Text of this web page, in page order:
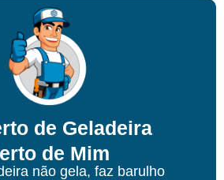
de Geladeira
de Mim
não gela, faz barulho